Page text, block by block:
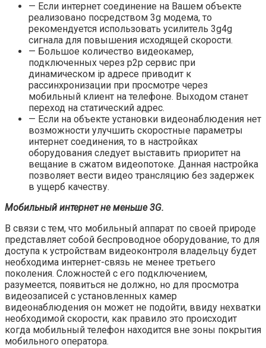
— Если интернет соединение на Вашем объекте
реализовано посредством 3g модема, то
рекомендуется использовать усилитель 3g4g
сигнала для повышения исходящей скорости.
— Большое количество видеокамер,
подключенных через p2p сервис при
динамическом ip адресе приводит к
рассинхронизации при просмотре через
мобильный клиент на телефоне. Выходом станет
переход на статический адрес.
— Если на объекте установки видеонаблюдения нет
возможности улучшить скоростные параметры
интернет соединения, то в настройках
оборудования следует выставить приоритет на
вещание в сжатом видеопотоке. Данная настройка
позволяет вести видео трансляцию без задержек
в ущерб качеству.
Мобильный интернет не меньше 3G.
В связи с тем, что мобильный аппарат по своей природе
представляет собой беспроводное оборудование, то для
доступа к устройствам видеоконтроля владельцу будет
необходима интернет-связь не менее третьего
поколения. Сложностей с его подключением,
разумеется, появиться не должно, но для просмотра
видеозаписей с установленных камер
видеонаблюдения он может не подойти, ввиду нехватки
необходимой скорости, как правило это происходит
когда мобильный телефон находится вне зоны покрытия
мобильного оператора.